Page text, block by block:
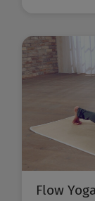
Flow